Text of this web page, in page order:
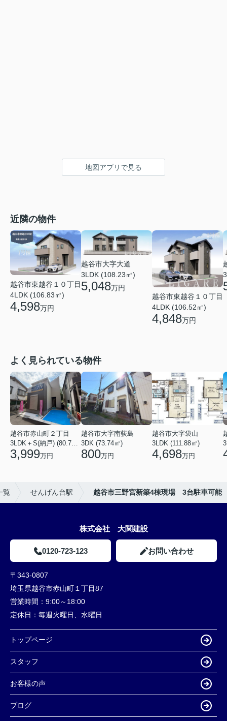
地図アプリで見る
近隣の物件
越谷市東越谷１０丁目
4LDK (106.83㎡)
4,598万円
越谷市大字大道
3LDK (108.23㎡)
5,048万円
越谷市東越谷１０丁目
4LDK (106.52㎡)
4,848万円
よく見られている物件
越谷市赤山町２丁目
3,999万円
越谷市大字南荻島
3DK (73.74㎡)
800万円
越谷市大字袋山
3LDK (111.88㎡)
4,698万円
覧 せんげん台駅 越谷市三野宮新築4棟現場 3台駐車可能
株式会社 大関建設
0120-723-123 お問い合わせ
〒343-0807
埼玉県越谷市赤山町１丁目87
営業時間： 9:00～18:00
定休日： 毎週火曜日、水曜日
トップページ
スタッフ
お客様の声
ブログ